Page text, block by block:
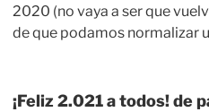
2020 (no vaya a ser que
de que podamos normalizar
¡Feliz 2.021 a todos! de